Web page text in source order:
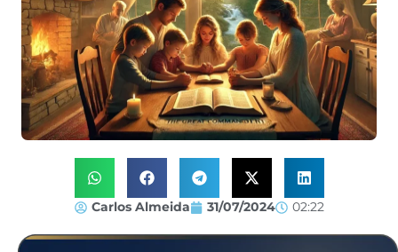
Carlos Almeida 31/07/2024 02:22